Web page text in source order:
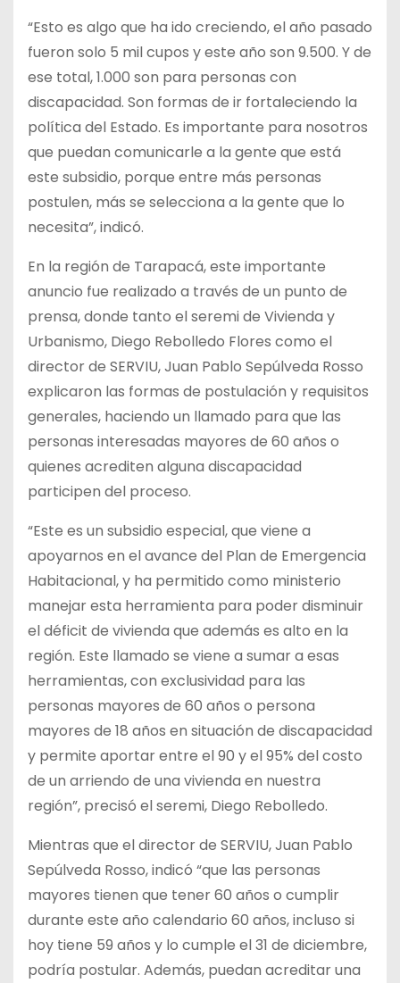
“Esto es algo que ha ido creciendo, el año pasado
fueron solo 5 mil cupos y este año son 9.500. Y de
ese total, 1.000 son para personas con
discapacidad. Son formas de ir fortaleciendo la
política del Estado. Es importante para nosotros
que puedan comunicarle a la gente que está
este subsidio, porque entre más personas
postulen, más se selecciona a la gente que lo
necesita”, indicó.
En la región de Tarapacá, este importante
anuncio fue realizado a través de un punto de
prensa, donde tanto el seremi de Vivienda y
Urbanismo, Diego Rebolledo Flores como el
director de SERVIU, Juan Pablo Sepúlveda Rosso
explicaron las formas de postulación y requisitos
generales, haciendo un llamado para que las
personas interesadas mayores de 60 años o
quienes acrediten alguna discapacidad
participen del proceso.
“Este es un subsidio especial, que viene a
apoyarnos en el avance del Plan de Emergencia
Habitacional, y ha permitido como ministerio
manejar esta herramienta para poder disminuir
el déficit de vivienda que además es alto en la
región. Este llamado se viene a sumar a esas
herramientas, con exclusividad para las
personas mayores de 60 años o persona
mayores de 18 años en situación de discapacidad
y permite aportar entre el 90 y el 95% del costo
de un arriendo de una vivienda en nuestra
región”, precisó el seremi, Diego Rebolledo.
Mientras que el director de SERVIU, Juan Pablo
Sepúlveda Rosso, indicó “que las personas
mayores tienen que tener 60 años o cumplir
durante este año calendario 60 años, incluso si
hoy tiene 59 años y lo cumple el 31 de diciembre,
podría postular. Además, puedan acreditar una